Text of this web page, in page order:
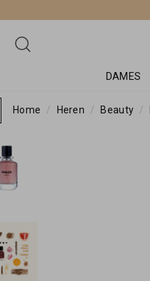
DAMES
Home Heren Beauty